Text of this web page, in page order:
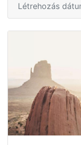
Létrehozás